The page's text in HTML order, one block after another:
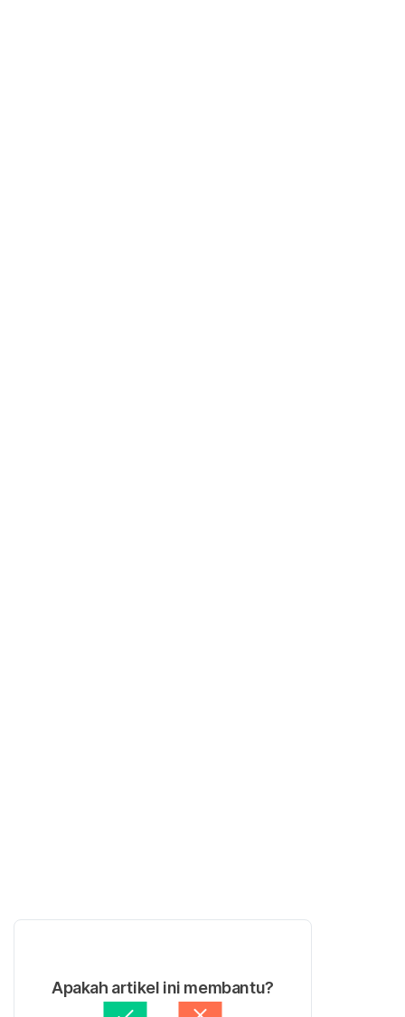
Apakah artikel ini membantu?